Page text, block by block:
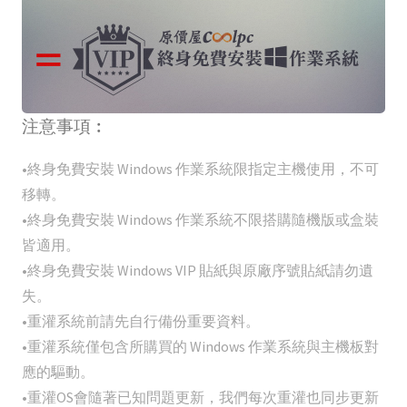
注意事項︰
•終身免費安裝 Windows 作業系統限指定主機使用，不可
移轉。
•終身免費安裝 Windows 作業系統不限搭購隨機版或盒裝
皆適用。
•終身免費安裝 Windows VIP 貼紙與原廠序號貼紙請勿遺
失。
•重灌系統前請先自行備份重要資料。
•重灌系統僅包含所購買的 Windows 作業系統與主機板對
應的驅動。
•重灌OS會隨著已知問題更新，我們每次重灌也同步更新